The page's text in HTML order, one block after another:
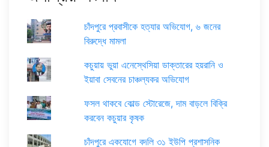
চাঁদপুরে প্রবাসীকে হত্যার অভিযোগ, ৬ জনের
বিরুদ্ধে মামলা
কচুয়ায় ভুয়া এনেস্থেসিয়া ডাক্তারের হয়রানি ও
ইয়াবা সেবনের চাঞ্চল্যকর অভিযোগ
ফসল থাকবে কোল্ড স্টোরেজে, দাম বাড়লে বিক্রি
করবেন কচুয়ার কৃষক
চাঁদপুরে একযোগে বদলি ৩১ ইউপি প্রশাসনিক